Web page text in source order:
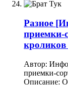
Разное
приемки-
кроликов
Автор:
приемки-
Описание: